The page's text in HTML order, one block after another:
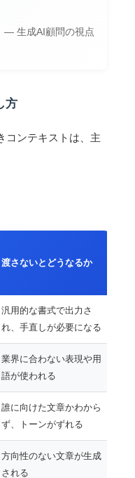
— 生成AI顧問の視点
方
コンテキストは、主
渡さないとどうなるか
汎用的な書式で出力さ
れ、手直しが必要になる
業界に合わない表現や用
語が使われる
誰に向けた文章かわから
ず、トーンがずれる
方向性のない文章が生成
される